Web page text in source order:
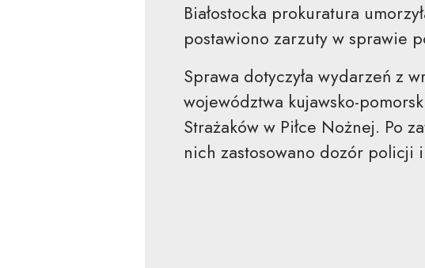
Białostocka prokuratura
postawiono zarzuty w sprawie
Sprawa dotyczyła wydarzeń z
województwa kujawsko-
Strażaków w Piłce Nożnej. Po
nich zastosowano dozór policji